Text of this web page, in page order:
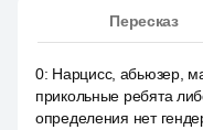
Пересказ
0: Нарцисс, абьюзер,
прикольные ребята
определения нет